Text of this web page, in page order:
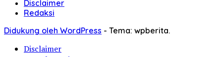
Disclaimer
Redaksi
Didukung oleh WordPress - Tema: wpberita.
Disclaimer